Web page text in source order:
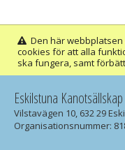
Den här
cookies för att alla
ska fungera, samt
Eskilstuna Kanotsällskap
Vilstavägen 10, 632 29
Organisationsnummer: